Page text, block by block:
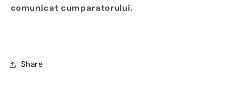
comunicat cumparatorului.
Share